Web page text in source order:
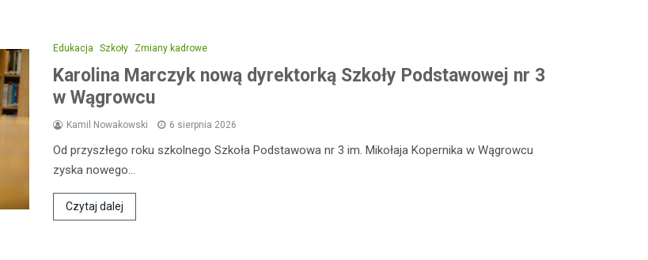
Edukacja Szkoły Zmiany kadrowe
Karolina Marczyk nową dyrektorką Szkoły Podstawowej nr 3
w Wągrowcu
Kamil Nowakowski 6 sierpnia 2026
Od przyszłego roku szkolnego Szkoła Podstawowa nr 3 im. Mikołaja Kopernika w Wągrowcu
zyska nowego…
Czytaj dalej